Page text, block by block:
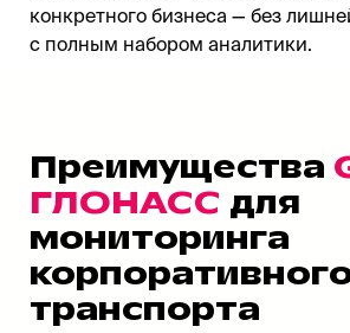
конкретного бизнеса — без
с полным набором аналитики.
Преимущества
ГЛОНАСС для
мониторинга
транспорта